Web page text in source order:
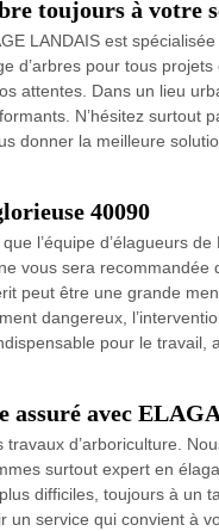
toujours à votre
LANDAIS est
d’arbres pour tous
attentes. Dans un lieu
N’hésitez surtout
donner la meilleure
40090
l’équipe d’élagueurs
vous sera
peut être une grande
dangereux,
pour le travail,
assuré avec
d’arboriculture.
surtout expert en
difficiles, toujours à un
service qui convient à